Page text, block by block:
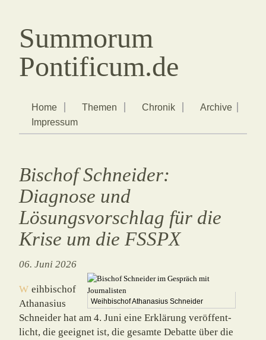
Summorum
Pontificum.de
Home Themen Chronik
Archive
Impressum
Bischof Schneider:
Diagnose und
Lösungsvorschlag für die
Krise um die FSSPX
06. Juni 2026
Weihbischof Athanasius Schneider
Weihbischof
Athanasius
Schneider hat am 4. Juni eine Erklärung veröffent­
licht, die geeignet ist, die gesamte Debatte über die